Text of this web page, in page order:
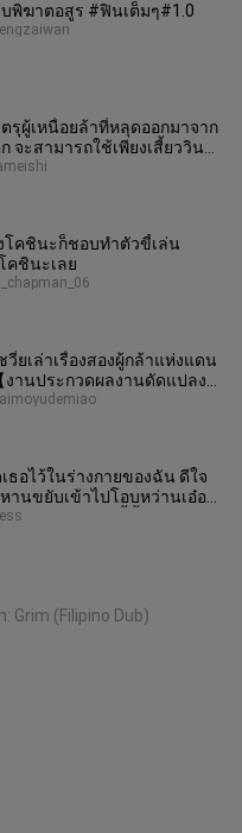
พิฆาตอสูร #ฟินเต็มๆ#1.0
รุผู้เหนื่อยล้าที่หลุดออกมาจาก
จะสามารถใช้เพียงเสี้ยววินา
ริกะได้หรือ
คชินะก็ชอบทำตัวขี้เล่น
คชินะเลย
วี่ยเล่าเรื่องสองผู้กล้าแห่งแดน
งานประกวดผลงานดัดแปลง
งการของชาวบ้าน】
ธอไว้ในร่างกายของฉัน ดีใจ
านขยับเข้าไปโอบหว่านเอ๋อร์
ขน ควรทำแบบนี้ตั้งน
Grim (Filipino Dub)